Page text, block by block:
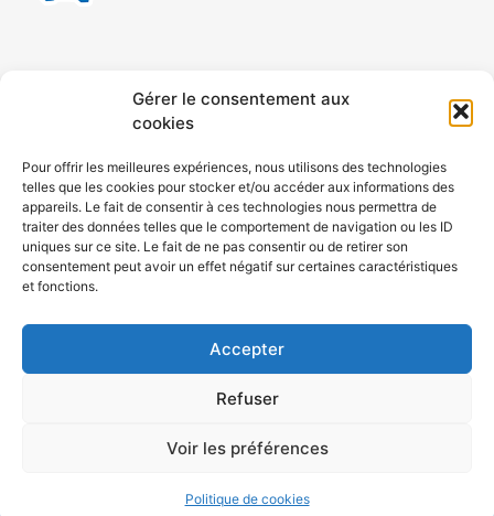
Gérer le consentement aux
cookies
Pour offrir les meilleures expériences, nous utilisons des technologies
telles que les cookies pour stocker et/ou accéder aux informations des
appareils. Le fait de consentir à ces technologies nous permettra de
traiter des données telles que le comportement de navigation ou les ID
uniques sur ce site. Le fait de ne pas consentir ou de retirer son
consentement peut avoir un effet négatif sur certaines caractéristiques
et fonctions.
Accepter
Refuser
Voir les préférences
Politique de cookies
CONTACT MENTIONS LÉGALES
ACCESSIBILITÉ
POLITIQUE DE COOKIES (UE)
Atouts Prévention Rhône-Alpes © 2023-2026 - Tous droits
réservés